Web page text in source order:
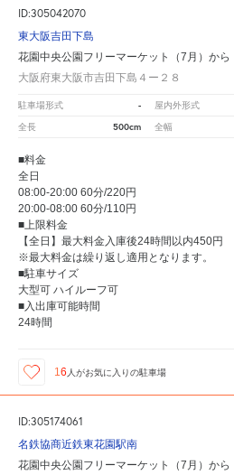
ID:305042070
東大阪吉田下島
花園中央公園フリーマーケット（7月）から
大阪府東大阪市吉田下島４ー２８
駐車場形式 - 屋内外形式
全長 500cm 全幅
■料金
全日
08:00-20:00 60分/220円
20:00-08:00 60分/110円
■上限料金
【全日】最大料金入庫後24時間以内450円
※最大料金は繰り返し適用となります。
■駐車サイズ
大型可 ハイルーフ可
■入出庫可能時間
24時間
16 人がお気に入りの駐車場
ID:305174061
名鉄協商近鉄東花園駅南
花園中央公園フリーマーケット（7月）から